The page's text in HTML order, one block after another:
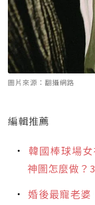
圖片來源：翻攝網路
編輯推薦
韓國棒球場
神圖怎麼做？
婚後最寵老婆